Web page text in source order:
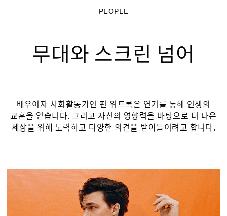
PEOPLE
무대와 스크린 넘어
배우이자 사회활동가인 핀 위트록은 연기를 통해 인생의
교훈을 얻습니다. 그리고 자신의 영향력을 바탕으로 더 나은
세상을 위해 노력하고 다양한 의견을 받아들이려고 합니다.